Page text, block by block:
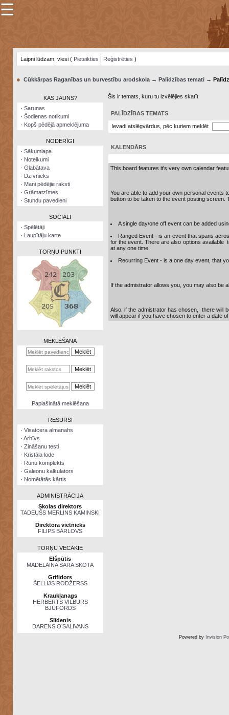
×
Šodienas
notikumi
Visatcera
almanahs
Arhīvs
Zināšanu
kalkulators
Nomētātās
☰
Laipni lūdzam, viesi ( Pieteikties | Reģistrēties )
● Cūkkārpas Raganības un burvestību arodskola→ Palīdzības temati→
KAS JAUNS?
· Sarunas
· Šodienas notikumi
· Kopš pēdējā apmeklējuma
NODERĪGI
· Sākumlapa
· Noteikumi
· Glabātava
· Dzīvnieks
· Mani pēdējie raksti
· Grāmatzīmes
· Stundu pavedieni
SOCIĀLI
· Spēlētāji
· Laupītāju karte
TORŅU PUNKTI
MEKLĒŠANA
Paplašinātā meklēšana
RESURSI
· Visatcera almanahs
· Arhīvs
· Zināšanu testi
· Kristāla lode
· Rūnu komplekts
· Galeonu kalkulators
· Nomētātās kārtis
ADMINISTRĀCIJA
Skolas direktors
TADEUŠS MERLINS KAMINSKI
Direktora vietnieks
FILIPS BĀRLOVS
TORŅU VECĀKIE
Elšpūtis
MADELAINA SĀRA SKOTA
Grifidors
ŠELLIJS RODŽERSS
Kraukļanags
HERBERTS VILBURS
BJŪFORDS
Slīdenis
DARENS O’SALIVANS
Šis ir temats, kuru tu izvēlējies skatīt
PALĪDZĪBAS TEMATS
Ievadi atslēgvārdus, pēc kuriem meklēt
KALENDĀRS
This board features it's very own calendar
You are able to add your own personal events
button to be taken to the event posting
A single day/one off event can be added
Ranged Event - is an event that spans
for the event. There are also options available
at any one time.
Recurring Event - is a one day event, that
If the admistrator allows you, you may also be
Also, if the admistrator has chosen, there will
will appear if you have chosen to enter a date
Powered by Invision